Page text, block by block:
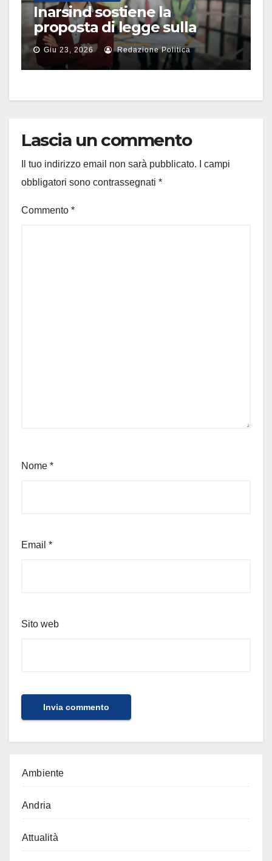
Inarsind sostiene la
proposta di legge sulla
responsabilità civile dei
professionisti tecnici
Giu 23, 2026 Redazione Politica
Lascia un commento
Il tuo indirizzo email non sarà pubblicato.
I campi
obbligatori sono contrassegnati *
Commento *
Nome *
Email *
Sito web
Ambiente
Andria
Attualità